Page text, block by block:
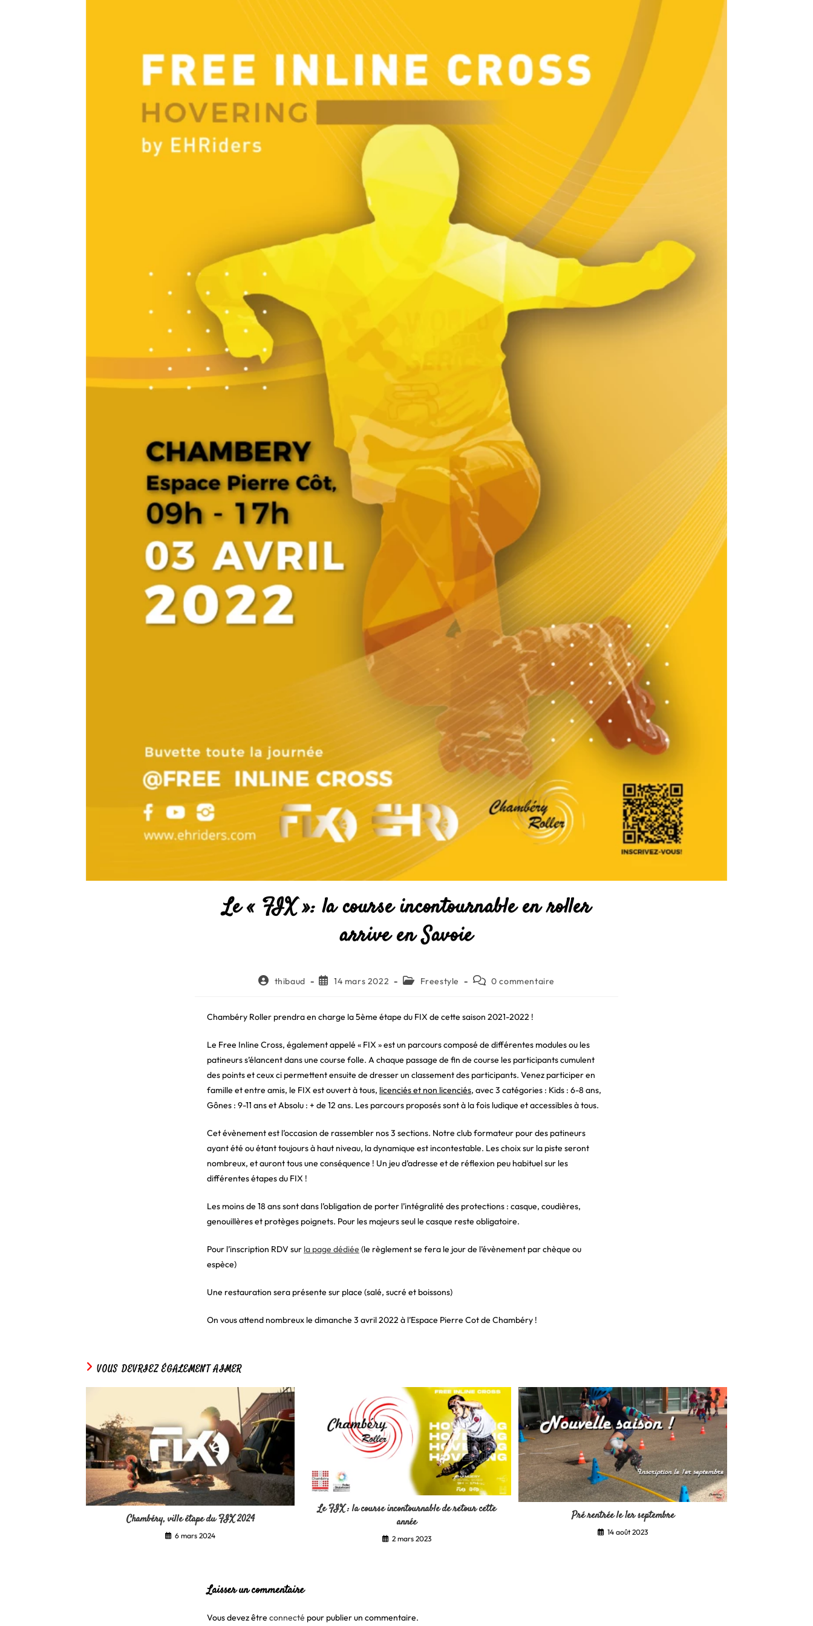
Le « FIX »: la course incontournable en roller
arrive en Savoie
Auteur/autrice
publication :
thibaud
Publication
14 mars 2022
Post Freestyle
Commentaires
publication :
0 commentaire
Chambéry Roller prendra en charge la 5ème étape du FIX de cette saison 2021-2022 !
Le Free Inline Cross, également appelé « FIX » est un parcours composé de différentes modules ou les
patineurs s’élancent dans une course folle. A chaque passage de fin de course les participants cumulent
des points et ceux ci permettent ensuite de dresser un classement des participants. Venez participer en
famille et entre amis, le FIX est ouvert à tous, licenciés et non licenciés, avec 3 catégories : Kids : 6-8 ans,
Gônes : 9-11 ans et Absolu : + de 12 ans. Les parcours proposés sont à la fois ludique et accessibles à tous.
Cet évènement est l’occasion de rassembler nos 3 sections. Notre club formateur pour des patineurs
ayant été ou étant toujours à haut niveau, la dynamique est incontestable. Les choix sur la piste seront
nombreux, et auront tous une conséquence ! Un jeu d’adresse et de réflexion peu habituel sur les
différentes étapes du FIX !
Les moins de 18 ans sont dans l’obligation de porter l’intégralité des protections : casque, coudières,
genouillères et protèges poignets. Pour les majeurs seul le casque reste obligatoire.
Pour l’inscription RDV sur la page dédiée (le règlement se fera le jour de l’évènement par chèque ou
espèce)
Une restauration sera présente sur place (salé, sucré et boissons)
On vous attend nombreux le dimanche 3 avril 2022 à l’Espace Pierre Cot de Chambéry !
VOUS DEVRIEZ ÉGALEMENT AIMER
Chambéry, ville étape du FIX 2024
6 mars 2024
Le FIX : la course incontournable de retour cette
année
2 mars 2023
Pré rentrée le 1er septembre
14 août 2023
Laisser un commentaire
Vous devez être connecté pour publier un commentaire.